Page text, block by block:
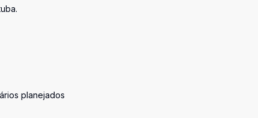
planejados